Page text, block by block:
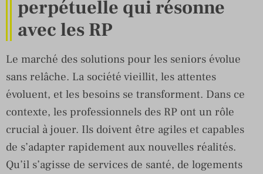
perpétuelle qui résonne
avec les RP
Le marché des solutions pour les seniors évolue
sans relâche. La société vieillit, les attentes
évoluent, et les besoins se transforment. Dans ce
contexte, les professionnels des RP ont un rôle
crucial à jouer. Ils doivent être agiles et capables
de s’adapter rapidement aux nouvelles réalités.
Qu’il s’agisse de services de santé, de logements